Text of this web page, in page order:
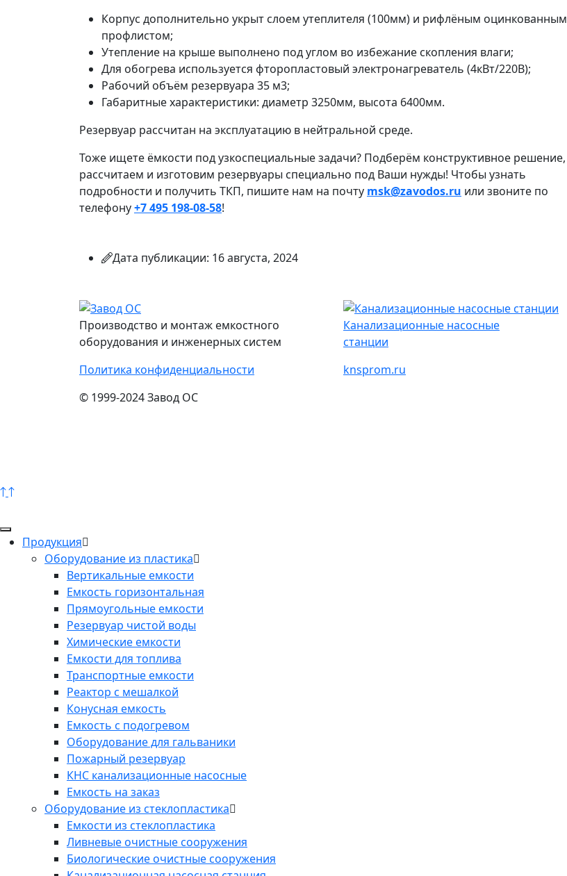
Корпус дополнительно укрыт слоем утеплителя (100мм) и рифлёным оцинкованным
профлистом;
Утепление на крыше выполнено под углом во избежание скопления влаги;
Для обогрева используется фторопластовый электронагреватель (4кВт/220В);
Рабочий объём резервуара 35 м3;
Габаритные характеристики: диаметр 3250мм, высота 6400мм.
Резервуар рассчитан на эксплуатацию в нейтральной среде.
Тоже ищете ёмкости под узкоспециальные задачи? Подберём конструктивное решение,
рассчитаем и изготовим резервуары специально под Ваши нужды! Чтобы узнать
подробности и получить ТКП, пишите нам на почту msk@zavodos.ru или звоните по
телефону+7 495 198-08-58!
Дата публикации: 16 августа, 2024
Производство и монтаж емкостного
оборудования и инженерных систем
Политика конфиденциальности
© 1999-2024 Завод ОС
Канализационные насосные
станции
knsprom.ru
Продукция
Оборудование из пластика
Вертикальные емкости
Емкость горизонтальная
Прямоугольные емкости
Резервуар чистой воды
Химические емкости
Емкости для топлива
Транспортные емкости
Реактор с мешалкой
Конусная емкость
Емкость с подогревом
Оборудование для гальваники
Пожарный резервуар
КНС канализационные насосные
Емкость на заказ
Оборудование из стеклопластика
Емкости из стеклопластика
Ливневые очистные сооружения
Биологические очистные сооружения